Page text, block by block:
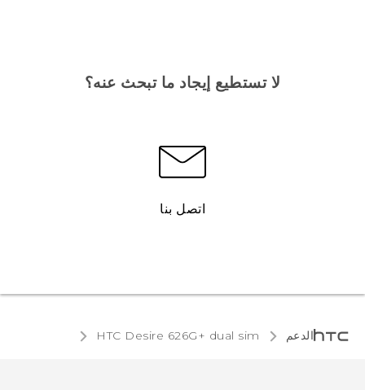
لا تستطيع إيجاد ما تبحث عنه؟
اتصل بنا
الدعم HTC Desire 626G+ dual sim‎